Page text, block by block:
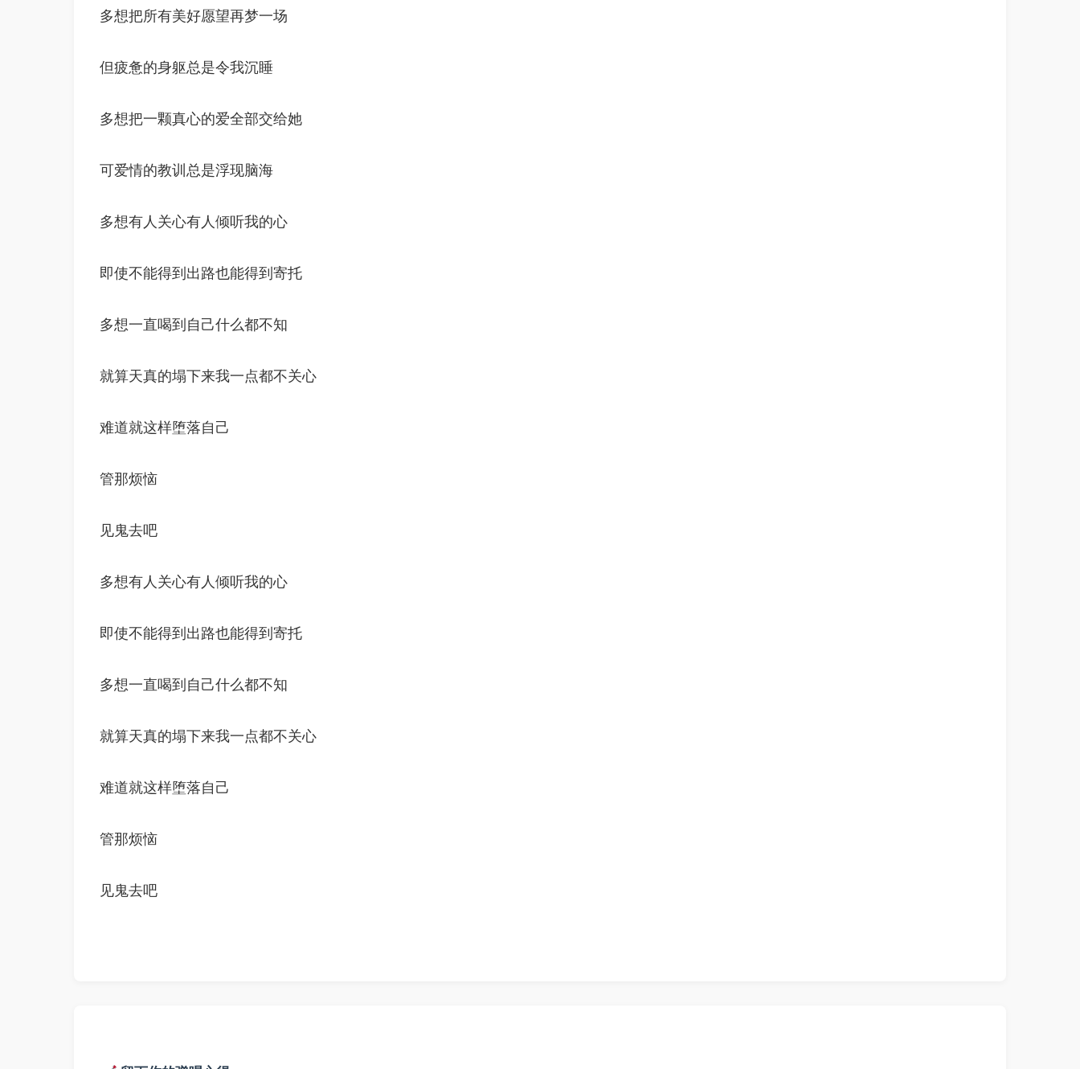
多想把所有美好愿望再梦一场
但疲惫的身躯总是令我沉睡
多想把一颗真心的爱全部交给她
可爱情的教训总是浮现脑海
多想有人关心有人倾听我的心
即使不能得到出路也能得到寄托
多想一直喝到自己什么都不知
就算天真的塌下来我一点都不关心
难道就这样堕落自己
管那烦恼
见鬼去吧
多想有人关心有人倾听我的心
即使不能得到出路也能得到寄托
多想一直喝到自己什么都不知
就算天真的塌下来我一点都不关心
难道就这样堕落自己
管那烦恼
见鬼去吧